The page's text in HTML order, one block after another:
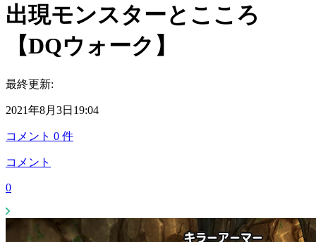
出現モンスターとこころ
【DQウォーク】
最終更新:
2021年8月3日19:04
コメント 0 件
コメント
0